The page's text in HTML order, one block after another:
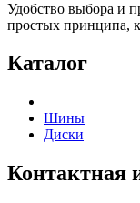
Удобство выбора и
простых принципа,
Каталог
Шины
Диски
Контактная